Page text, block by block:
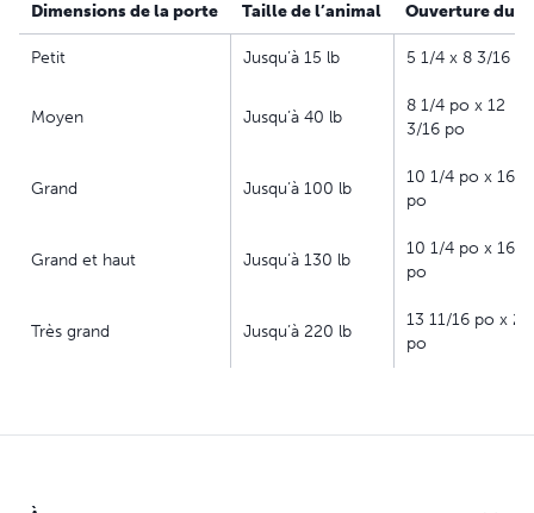
l'épreuve des intempéries et en verre trempé
incassable
coulissant vous permet de contrôler l'accès de votre
Dimensions de la porte Taille de l’animal Ouverture du
Petit Jusqu’à 15 lb 5 1/4 x 8 3/16
Moyen Jusqu’à 40 lb
8 1/4 po x 12
3/16 po
Grand Jusqu’à 100 lb
10 1/4 po x 16
po
Grand et haut Jusqu’à 130 lb
10 1/4 po x 16
po
Très grand Jusqu’à 220 lb
13 11/16 po x
po